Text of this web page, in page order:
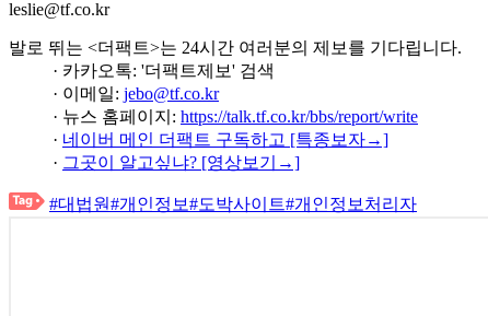
leslie@tf.co.kr
발로 뛰는 <더팩트>는 24시간 여러분의 제보를 기다립니다.
· 카카오톡: '더팩트제보' 검색
· 이메일: jebo@tf.co.kr
· 뉴스 홈페이지: https://talk.tf.co.kr/bbs/report/write
· 네이버 메인 더팩트 구독하고 [특종보자→]
· 그곳이 알고싶냐? [영상보기→]
#대법원#개인정보#도박사이트#개인정보처리자